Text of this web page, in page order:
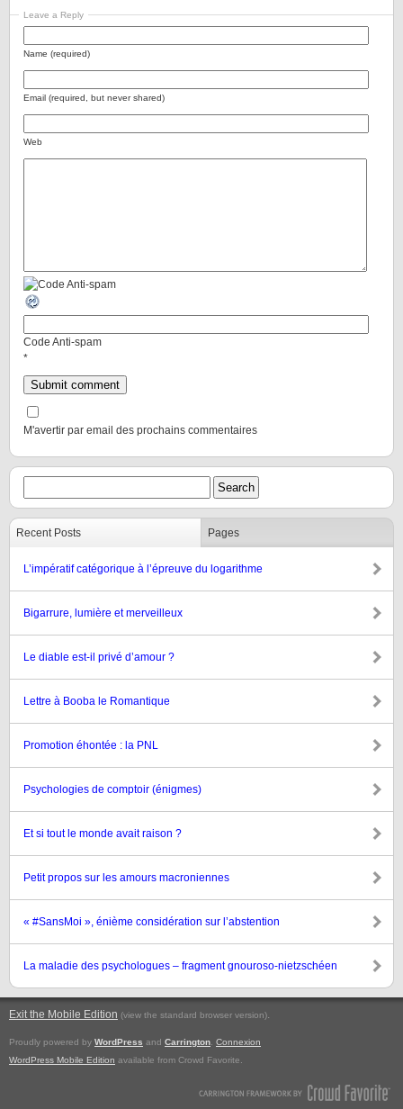
Leave a Reply
Name (required)
Email (required, but never shared)
Web
Code Anti-spam
*
M'avertir par email des prochains commentaires
Recent Posts Pages
L’impératif catégorique à l’épreuve du logarithme
Bigarrure, lumière et merveilleux
Le diable est-il privé d’amour ?
Lettre à Booba le Romantique
Promotion éhontée : la PNL
Psychologies de comptoir (énigmes)
Et si tout le monde avait raison ?
Petit propos sur les amours macroniennes
« #SansMoi », énième considération sur l’abstention
La maladie des psychologues – fragment gnouroso-nietzschéen
Exit the Mobile Edition (view the standard browser version).
Proudly powered by WordPress and Carrington Connexion
WordPress Mobile Edition available from Crowd Favorite.